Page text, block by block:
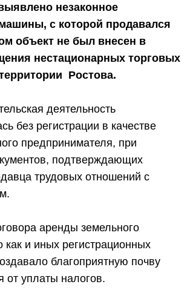
незаконное
с которой продавался
объект не был внесен в
нестационарных торговых
Ростова.
деятельность
без регистрации в качестве
предпринимателя, при
подтверждающих
трудовых отношений с
аренды земельного
как и иных регистрационных
благоприятную почву
от уплаты налогов.